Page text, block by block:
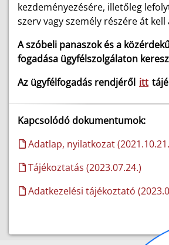
kezdeményezésére, illetőleg
szerv vagy személy részére át kell
A szóbeli panaszok és a
fogadása ügyfélszolgálaton
Az ügyfélfogadás rendjéről itt
Kapcsolódó dokumentumok:
Adatlap, nyilatkozat
Tájékoztatás (2023.07.24.)
Adatkezelési tájékoztató